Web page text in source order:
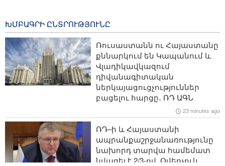
Գալյանը՝ Հաջիևի հայտարարության մասին
Սիոնիստական ռեժիմը ավիահարվածներ և
հրետանային հարվածներ է հասցրել Հարավային
Լիբանանին
Կաթողիկոսը և եպիսկոպոսները մասնակցելու են
դատական առաջին նիստին. Արա Զոհրաբյան
Թրամփի և ԱՄՆ պաշտպանության նախարարի միջև
բանավեճ է տեղի ունեցել՝ զինամթերքի ճգնաժամի և
Իրանի հետ պատերազմի շուրջ
ԽՄԲԱԳՐԻ ԸՆՏՐՈՒԹՅՈՒՆԸ
Ռուսաստանն ու Հայաստանը
քննարկում են Կապանում և
Վլադիկավկազում
դիվանագիտական
ներկայացուցչություններ
բացելու հարցը․ ՌԴ ԱԳՆ
23 minutes ago
ՌԴ–ի և Հայաստանի
ապրանքաշրջանառությունը
նախորդ տարվա համեմատ
նվազել է 2/3-ով. Օվերչուկ